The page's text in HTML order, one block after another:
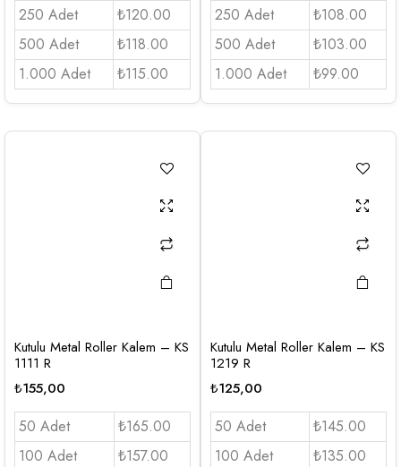
250 Adet
₺120.00
500 Adet
₺118.00
1.000 Adet
₺115.00
250 Adet
₺108.00
500 Adet
₺103.00
1.000 Adet
₺99.00
Kutulu Metal Roller Kalem – KS
1111 R
₺155,00
50 Adet
₺165.00
100 Adet
₺157.00
Kutulu Metal Roller Kalem – KS
1219 R
₺125,00
50 Adet
₺145.00
100 Adet
₺135.00